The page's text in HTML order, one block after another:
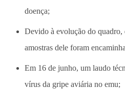
doença;
Devido à evolução do
amostras dele foram
Em 16 de junho, um laudo
vírus da gripe aviária no emu;